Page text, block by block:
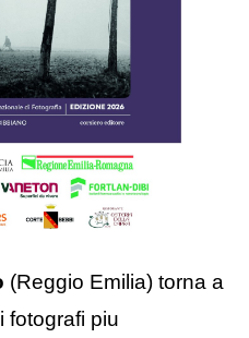
(Reggio Emilia) torna a
fotografi piu